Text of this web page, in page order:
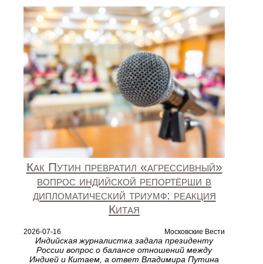
Как Путин превратил «агрессивный»
вопрос индийской репортёрши в
дипломатический триумф: реакция
Китая
2026-07-16 Московские Вести
Индийская журналистка задала президенту
России вопрос о балансе отношений между
Индией и Китаем, а ответ Владимира Путина